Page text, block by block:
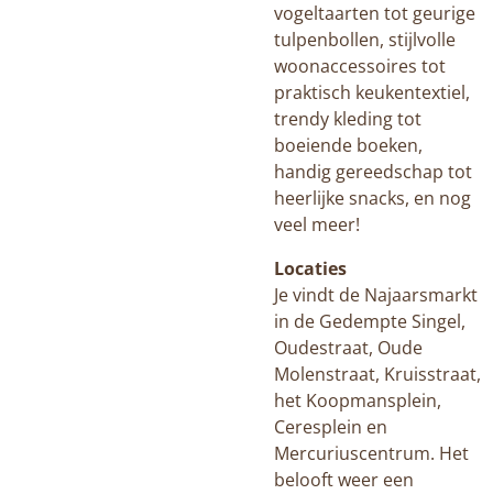
vogeltaarten tot geurige
tulpenbollen, stijlvolle
woonaccessoires tot
praktisch keukentextiel,
trendy kleding tot
boeiende boeken,
handig gereedschap tot
heerlijke snacks, en nog
veel meer!
Locaties
Je vindt de Najaarsmarkt
in de Gedempte Singel,
Oudestraat, Oude
Molenstraat, Kruisstraat,
het Koopmansplein,
Ceresplein en
Mercuriuscentrum. Het
belooft weer een